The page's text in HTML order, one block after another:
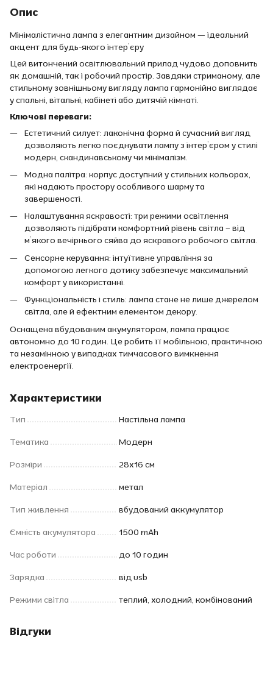
Опис
Мінімалістична лампа з елегантним дизайном — ідеальний
акцент для будь-якого інтер’єру
Цей витончений освітлювальний прилад чудово доповнить
як домашній, так і робочий простір. Завдяки стриманому, але
стильному зовнішньому вигляду лампа гармонійно виглядає
у спальні, вітальні, кабінеті або дитячій кімнаті.
Ключові переваги:
Естетичний силует: лаконічна форма й сучасний вигляд
дозволяють легко поєднувати лампу з інтер’єром у стилі
модерн, скандинавському чи мінімалізм.
Модна палітра: корпус доступний у стильних кольорах,
які надають простору особливого шарму та
завершеності.
Налаштування яскравості: три режими освітлення
дозволяють підібрати комфортний рівень світла – від
м’якого вечірнього сяйва до яскравого робочого світла.
Сенсорне керування: інтуїтивне управління за
допомогою легкого дотику забезпечує максимальний
комфорт у використанні.
Функціональність і стиль: лампа стане не лише джерелом
світла, але й ефектним елементом декору.
Оснащена вбудованим акумулятором, лампа працює
автономно до 10 годин. Це робить її мобільною, практичною
та незамінною у випадках тимчасового вимкнення
електроенергії.
Характеристики
Тип Настільна лампа
Тематика Модерн
Розміри 28х16 см
Матеріал метал
Тип живлення вбудований аккумулятор
Ємність акумулятора 1500 mAh
Час роботи до 10 годин
Зарядка від usb
Режими світла теплий, холодний, комбінований
Відгуки